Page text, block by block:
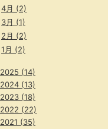
4月 (2)
3月 (1)
2月 (2)
1月 (2)
2025 (14)
2024 (13)
2023 (18)
2022 (22)
2021 (35)